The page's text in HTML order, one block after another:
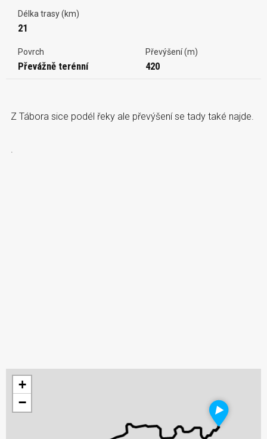
Délka trasy (km)
21
Povrch
Převážně terénní
Převýšení (m)
420
Z Tábora sice podél řeky ale převýšení se tady také najde.
.
+
−